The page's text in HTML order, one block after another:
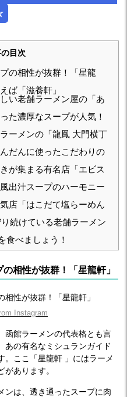
目次
の相性が抜群！「星龍
ば「滋養軒」
い老舗ラーメン屋の「あ
た濃厚なスープが人気！
ーメンの「龍鳳 大門横丁
だんに使ったこだわりの
が集まる有名店「エビス
出汁スープのハーモニー
店「はこだて塩らーめん
続けている老舗ラーメン
食べましょう！
相性が抜群！「星龍軒」
Instagram
函館ラーメンの代表格とも言
あの有名なミシュランガイド
。ここ「星龍軒 」にはラーメ
あります。
ンは、透き通ったスープに肉